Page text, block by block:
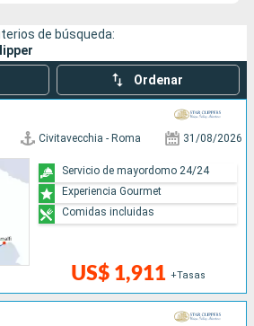
de búsqueda:
Ordenar
Civitavecchia - Roma 31/08/2026
US$ 1,911 +Tasas
Servicio de mayordomo 24/24
Experiencia Gourmet
Comidas incluidas